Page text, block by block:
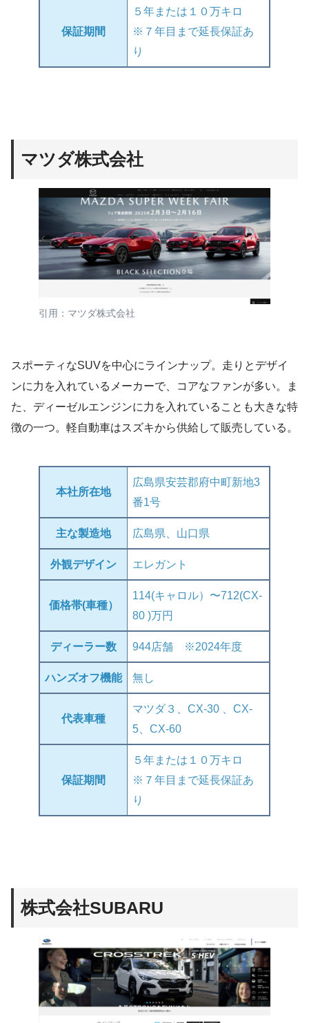
保証期間
５年または１０万キロ
※７年目まで延長保証あ
り
マツダ株式会社
引用：マツダ株式会社
スポーティなSUVを中心にラインナップ。走りとデザイ
ンに力を入れているメーカーで、コアなファンが多い。ま
た、ディーゼルエンジンに力を入れていることも大きな特
徴の一つ。軽自動車はスズキから供給して販売している。
本社所在地
広島県安芸郡府中町新地3
番1号
主な製造地 広島県、山口県
外観デザイン エレガント
価格帯(車種）
114(キャロル）〜712(CX-
80 )万円
ディーラー数 944店舗 ※2024年度
ハンズオフ機能 無し
代表車種
マツダ３、CX-30 、CX-
5、CX-60
保証期間
５年または１０万キロ
※７年目まで延長保証あ
り
株式会社SUBARU